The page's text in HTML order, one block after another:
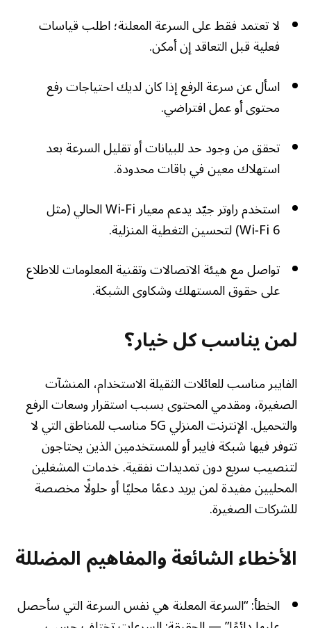
لا تعتمد فقط على السرعة المعلنة؛ اطلب قياسات
فعلية قبل التعاقد إن أمكن.
اسأل عن سرعة الرفع إذا كان لديك احتياجات رفع
محتوى أو عمل افتراضي.
تحقق من وجود حد للبيانات أو تقليل السرعة بعد
استهلاك معين في باقات محدودة.
استخدم راوتر جيّد يدعم معيار Wi‑Fi الحالي (مثل
Wi‑Fi 6) لتحسين التغطية المنزلية.
تواصل مع هيئة الاتصالات وتقنية المعلومات للاطلاع
على حقوق المستهلك وشكاوى الشبكة.
لمن يناسب كل خيار؟
الفايبر مناسب للعائلات الثقيلة الاستخدام، المنشآت
الصغيرة، ومقدمي المحتوى بسبب استقرار وسعات الرفع
والتحميل. الإنترنت المنزلي 5G مناسب للمناطق التي لا
تتوفر فيها شبكة فايبر أو للمستخدمين الذين يحتاجون
لتنصيب سريع دون تمديدات نفقية. خدمات المشغلين
المحليين مفيدة لمن يريد دعمًا محليًا أو حلولًا مخصصة
للشركات الصغيرة.
الأخطاء الشائعة والمفاهيم المضللة
الخطأ: “السرعة المعلنة هي نفس السرعة التي سأحصل